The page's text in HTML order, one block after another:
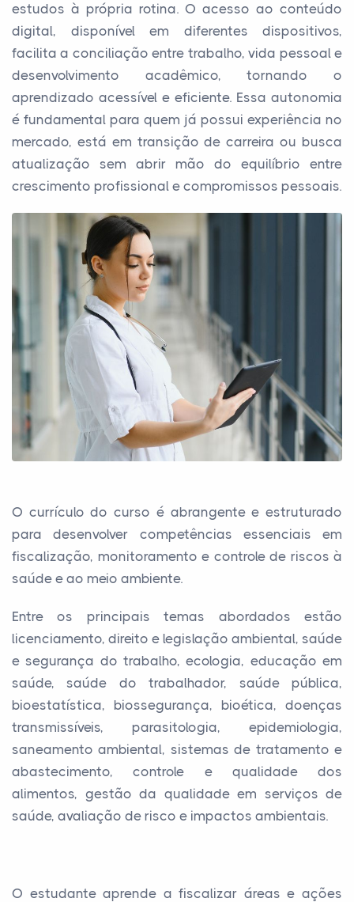
estudos à própria rotina. O acesso ao conteúdo
digital, disponível em diferentes dispositivos,
facilita a conciliação entre trabalho, vida pessoal e
desenvolvimento acadêmico, tornando o
aprendizado acessível e eficiente. Essa autonomia
é fundamental para quem já possui experiência no
mercado, está em transição de carreira ou busca
atualização sem abrir mão do equilíbrio entre
crescimento profissional e compromissos pessoais.
O currículo do curso é abrangente e estruturado
para desenvolver competências essenciais em
fiscalização, monitoramento e controle de riscos à
saúde e ao meio ambiente.
Entre os principais temas abordados estão
licenciamento, direito e legislação ambiental, saúde
e segurança do trabalho, ecologia, educação em
saúde, saúde do trabalhador, saúde pública,
bioestatística, biossegurança, bioética, doenças
transmissíveis, parasitologia, epidemiologia,
saneamento ambiental, sistemas de tratamento e
abastecimento, controle e qualidade dos
alimentos, gestão da qualidade em serviços de
saúde, avaliação de risco e impactos ambientais.
O estudante aprende a fiscalizar áreas e ações